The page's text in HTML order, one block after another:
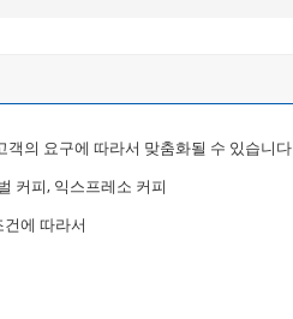
객의 요구에 따라서 맞춤화될 수 있습니다
커피, 익스프레소 커피
에 따라서